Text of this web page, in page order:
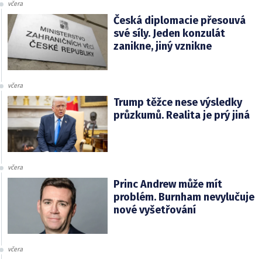
včera
Česká diplomacie přesouvá
své síly. Jeden konzulát
zanikne, jiný vznikne
včera
Trump těžce nese výsledky
průzkumů. Realita je prý jiná
včera
Princ Andrew může mít
problém. Burnham nevylučuje
nové vyšetřování
včera